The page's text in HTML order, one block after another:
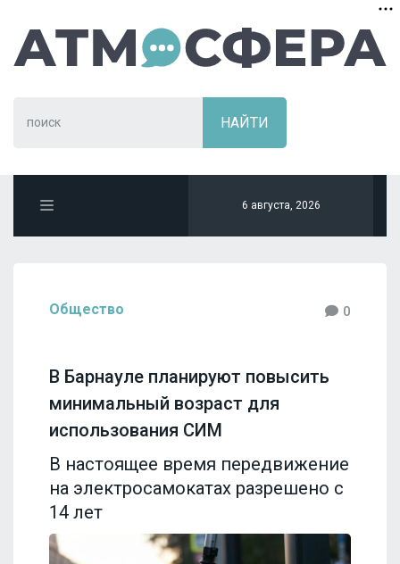
6 августа, 2026
Общество 0
В Барнауле планируют повысить
минимальный возраст для
использования СИМ
В настоящее время передвижение
на электросамокатах разрешено с
14 лет